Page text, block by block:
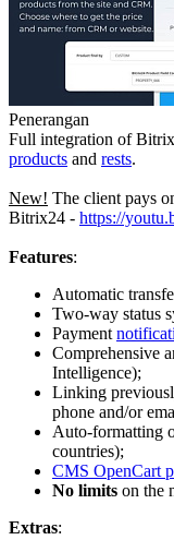
Penerangan
Full integration of
products and rests.
New! The client pays
Bitrix24 - https://
Features:
Automatic
Two-way status
Payment
Comprehensive
Intelligence);
Linking
phone and/or
Auto-formatting
countries);
CMS OpenCart
No limits on the
Extras: